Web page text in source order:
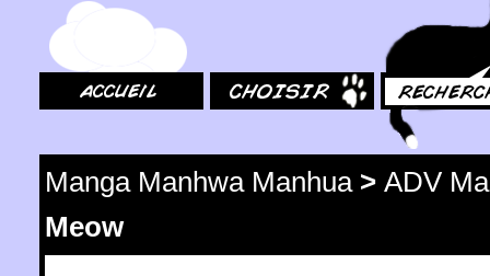
Manga Manhwa Manhua> ADV
Meow